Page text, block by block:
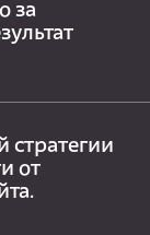
за
стратегии
от